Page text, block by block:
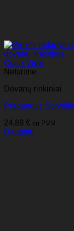
Quick View
Neturime
Dovanų rinkiniai
Prabangus
24,89 € su PVM
Daugiau